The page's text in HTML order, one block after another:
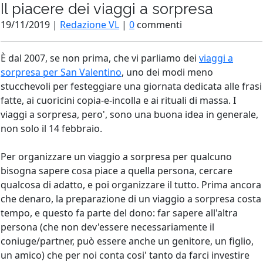
Il piacere dei viaggi a sorpresa
19/11/2019 | Redazione VL | 0 commenti
È dal 2007, se non prima, che vi parliamo dei viaggi a
sorpresa per San Valentino, uno dei modi meno
stucchevoli per festeggiare una giornata dedicata alle frasi
fatte, ai cuoricini copia-e-incolla e ai rituali di massa. I
viaggi a sorpresa, pero', sono una buona idea in generale,
non solo il 14 febbraio.
Per organizzare un viaggio a sorpresa per qualcuno
bisogna sapere cosa piace a quella persona, cercare
qualcosa di adatto, e poi organizzare il tutto. Prima ancora
che denaro, la preparazione di un viaggio a sorpresa costa
tempo, e questo fa parte del dono: far sapere all'altra
persona (che non dev'essere necessariamente il
coniuge/partner, può essere anche un genitore, un figlio,
un amico) che per noi conta cosi' tanto da farci investire